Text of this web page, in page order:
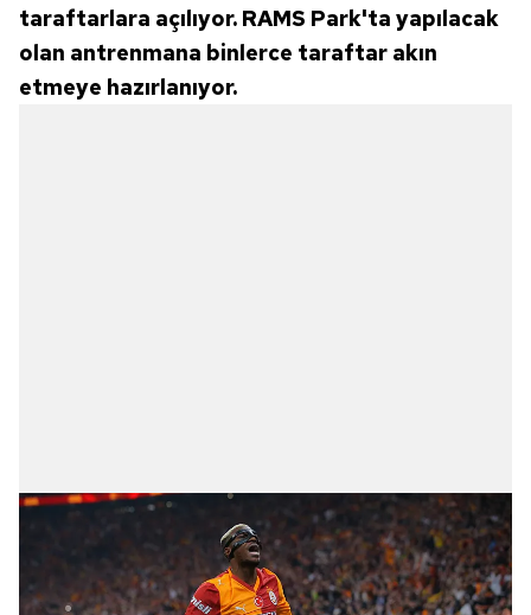
taraftarlara açılıyor. RAMS Park'ta yapılacak
olan antrenmana binlerce taraftar akın
etmeye hazırlanıyor.